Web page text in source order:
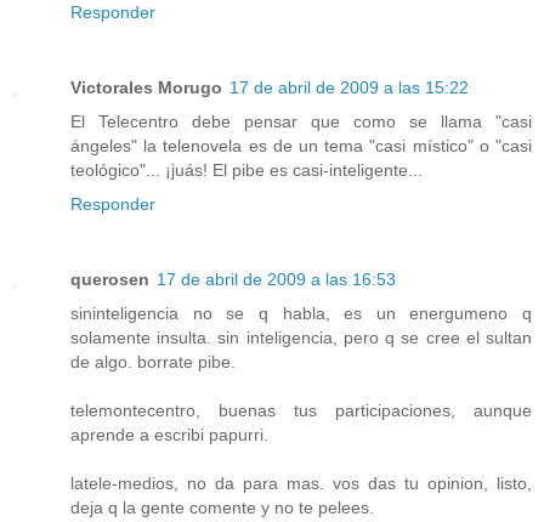
Responder
Victorales Morugo 17 de abril de 2009 a las 15:22
El Telecentro debe pensar que como se llama "casi
ángeles" la telenovela es de un tema "casi místico" o "casi
teológico"... ¡juás! El pibe es casi-inteligente...
Responder
querosen 17 de abril de 2009 a las 16:53
sininteligencia no se q habla, es un energumeno q
solamente insulta. sin inteligencia, pero q se cree el sultan
de algo. borrate pibe.
telemontecentro, buenas tus participaciones, aunque
aprende a escribi papurri.
latele-medios, no da para mas. vos das tu opinion, listo,
deja q la gente comente y no te pelees.